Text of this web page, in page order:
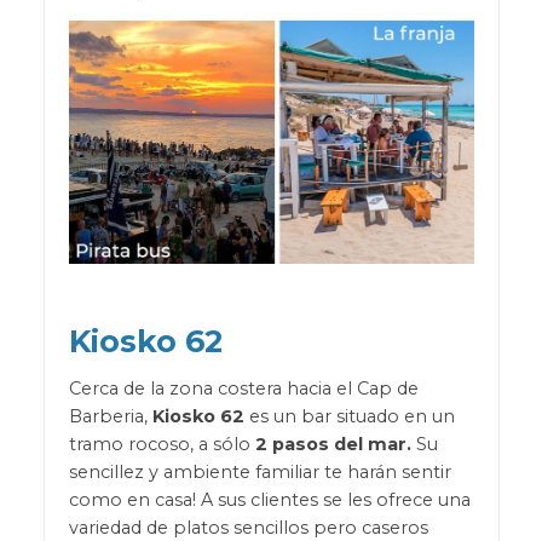
Kiosko 62
Cerca de la zona costera hacia el Cap de
Barberia, Kiosko 62 es un bar situado en un
tramo rocoso, a sólo 2 pasos del mar.Su
sencillez y ambiente familiar te harán sentir
como en casa! A sus clientes se les ofrece una
variedad de platos sencillos pero caseros